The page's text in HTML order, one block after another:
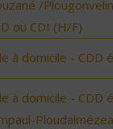
/
ou CDI (H/F)
à domicile - CDD
à domicile - CDD